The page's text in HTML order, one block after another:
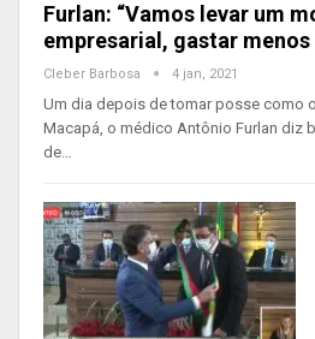
Furlan: “Vamos levar um
empresarial, gastar menos
Cleber Barbosa 4 jan, 2021
Um dia depois de tomar posse como
Macapá, o médico Antônio Furlan diz
de…